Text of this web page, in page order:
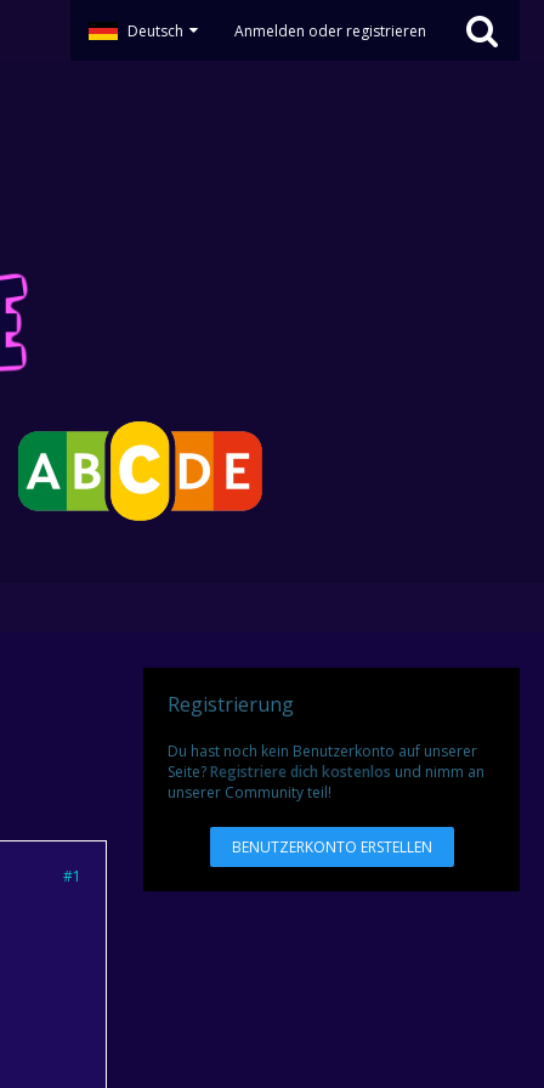
Deutsch Anmelden oder registrieren
#1
Registrierung
Du hast noch kein Benutzerkonto auf unserer
Seite?Registriere dich kostenlos und nimm an
unserer Community teil!
BENUTZERKONTO ERSTELLEN